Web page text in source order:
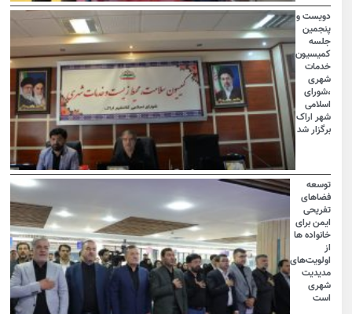
دویست و
پنجمین
جلسه
کمیسیون
خدمات
شهری
،شورای
اسلامی
شهر اراک
برگزار شد
توسعه
فضاهای
تفریحی
ایمن برای
خانواده ها
اولویت‌های
مدیدیت
شهری
است